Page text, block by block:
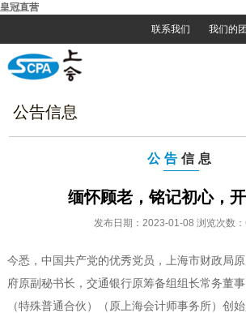
皇冠直营
联系我们
我们的
公告信息
公告 信息
缅怀顾老，铭记初心，
发布日期：2023-01-08 浏览次数
今悉，中国共产党的优秀党员，上海市财政局
府原副秘书长，交通银行原筹备组组长常务董
（特殊普通合伙）（原上海会计师事务所）创